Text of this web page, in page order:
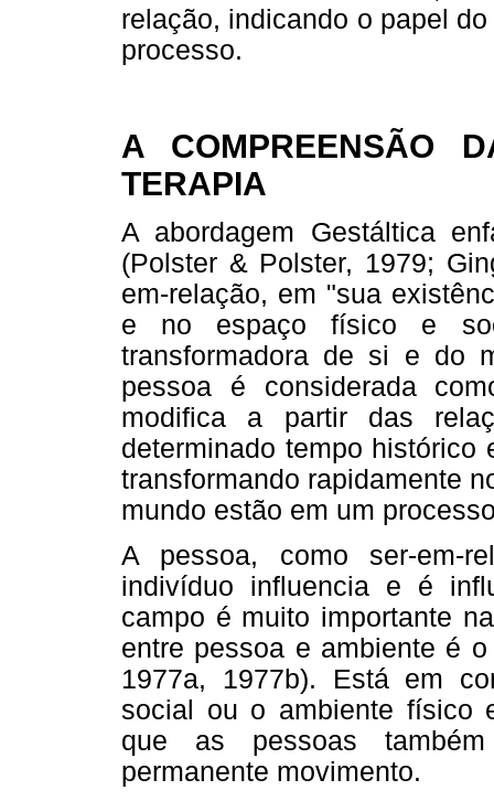
relação, indicando o papel
processo.
A COMPREENSÃO
TERAPIA
A abordagem Gestáltica
(Polster & Polster, 1979;
em-relação, em "sua
e no espaço físico e
transformadora de si e do
pessoa é considerada
modifica a partir das
determinado tempo
transformando rapidamente
mundo estão em um
A pessoa, como ser-em-
indivíduo influencia e é
campo é muito importante
entre pessoa e ambiente é
1977a, 1977b). Está em
social ou o ambiente físico
que as pessoas
permanente movimento.